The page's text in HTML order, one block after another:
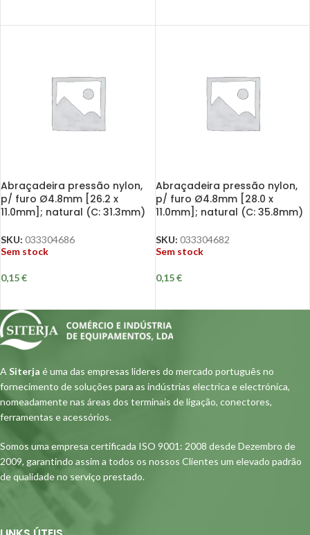
Abraçadeira pressão nylon,
p/ furo Ø4.8mm [26.2 x
11.0mm]; natural (C: 31.3mm)
SKU: 033304686
Sem stock
0,15€
Abraçadeira pressão nylon,
p/ furo Ø4.8mm [28.0 x
11.0mm]; natural (C: 35.8mm)
SKU: 033304682
Sem stock
0,15€
A Siterja é uma das empresas lideres do mercado português no
fornecimento de soluções para as indústrias electrica e electrónica,
nomeadamente nas áreas dos terminais de ligação, conectores,
ferramentas e acessórios.
Somos uma empresa certificada ISO 9001: 2008 desde Dezembro de
2009, garantindo assim a todos os nossos Clientes um elevado padrão
de qualidade no serviço prestado.